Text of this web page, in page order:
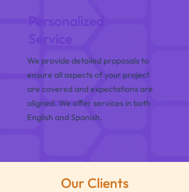
Personalized
Service
We provide detailed proposals to
ensure all aspects of your project
are covered and expectations are
aligned. We offer services in both
English and Spanish.
Our Clients